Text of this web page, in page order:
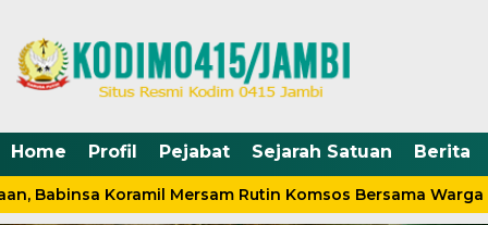
Home Profil Pejabat Sejarah Satuan Berita
Babinsa Koramil Mersam Rutin Komsos Bersama Warga